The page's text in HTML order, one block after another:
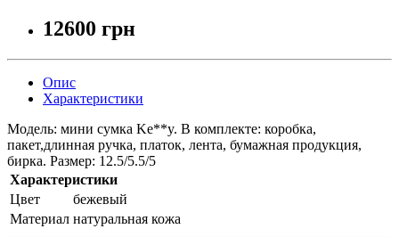
12600 грн
Опис
Характеристики
Модель: мини сумка Ke**y. В комплекте: коробка,
пакет,длинная ручка, платок, лента, бумажная продукция,
бирка. Размер: 12.5/5.5/5
Характеристики
Цвет
бежевый
Материал натуральная кожа